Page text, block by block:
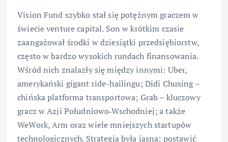
Vision Fund szybko stał się potężnym graczem w
świecie venture capital. Son w krótkim czasie
zaangażował środki w dziesiątki przedsiębiorstw,
często w bardzo wysokich rundach finansowania.
Wśród nich znalazły się między innymi: Uber,
amerykański gigant ride-hailingu; Didi Chuxing –
chińska platforma transportowa; Grab – kluczowy
gracz w Azji Południowo‑Wschodniej; a także
WeWork, Arm oraz wiele mniejszych startupów
technologicznych. Strategia była jasna: postawić